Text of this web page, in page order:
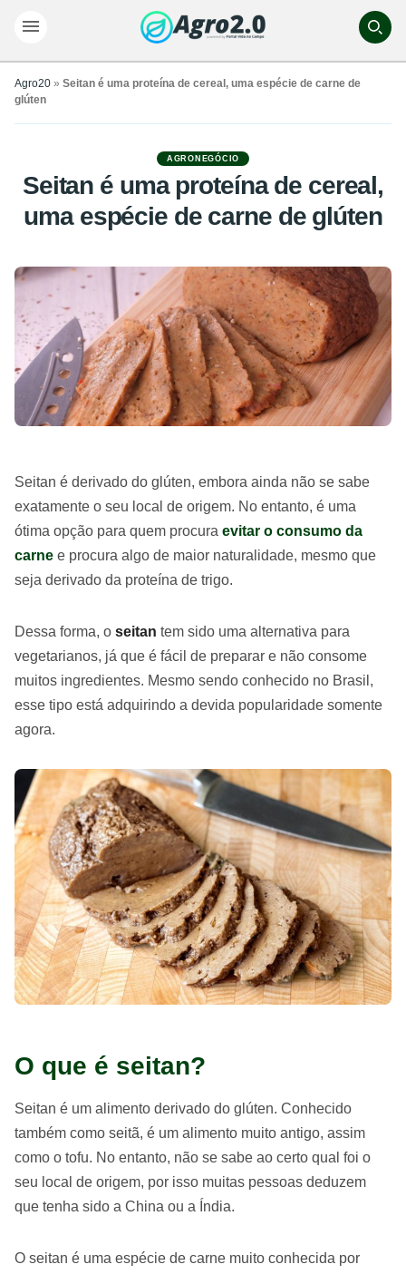
Agro20 » Seitan é uma proteína de cereal, uma espécie de carne de
glúten
AGRONEGÓCIO
Seitan é uma proteína de cereal,
uma espécie de carne de glúten
Seitan é derivado do glúten, embora ainda não se sabe
exatamente o seu local de origem. No entanto, é uma
ótima opção para quem procura evitar o consumo da
carne e procura algo de maior naturalidade, mesmo que
seja derivado da proteína de trigo.
Dessa forma, o seitan tem sido uma alternativa para
vegetarianos, já que é fácil de preparar e não consome
muitos ingredientes. Mesmo sendo conhecido no Brasil,
esse tipo está adquirindo a devida popularidade somente
agora.
O que é seitan?
Seitan é um alimento derivado do glúten. Conhecido
também como seitã, é um alimento muito antigo, assim
como o tofu. No entanto, não se sabe ao certo qual foi o
seu local de origem, por isso muitas pessoas deduzem
que tenha sido a China ou a Índia.
O seitan é uma espécie de carne muito conhecida por